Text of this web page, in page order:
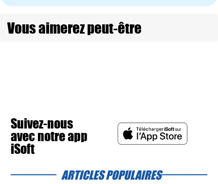
Vous aimerez peut-être
Suivez-nous
avec notre app
iSoft
ARTICLES POPULAIRES